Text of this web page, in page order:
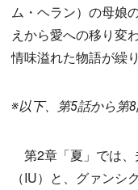
ム・ヘラン）の母娘
えから愛への移り変
情味溢れた物語が繰
※以下、第5話から第
第2章「夏」では、
（IU）と、グァン